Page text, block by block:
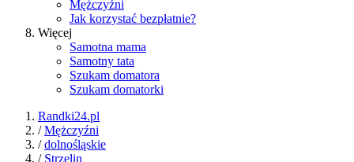
Mężczyźni
Jak korzystać bezpłatnie?
Więcej
Samotna mama
Samotny tata
Szukam domatora
Szukam domatorki
Randki24.pl
/Mężczyźni
/dolnośląskie
/ Strzelin